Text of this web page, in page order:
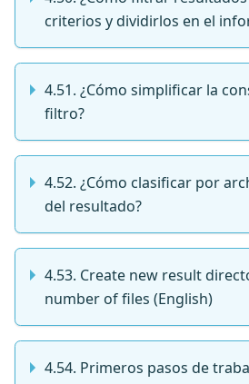
criterios y dividirlos en el
4.51. ¿Cómo simplificar la
filtro?
4.52. ¿Cómo clasificar por
del resultado?
4.53. Create new result
number of files (English)
4.54. Primeros pasos de